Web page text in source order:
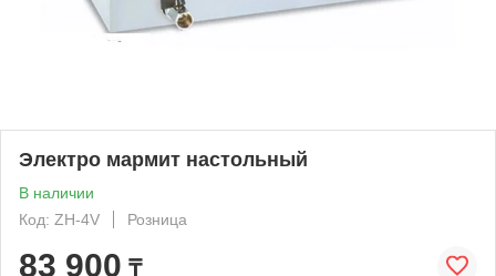
Электро мармит настольный
В наличии
Код: ZH-4V
Розница
83 900 ₸